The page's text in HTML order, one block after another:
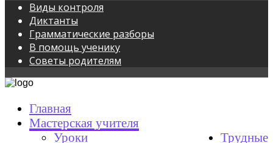
Виды контроля
Диктанты
Грамматические разборы
В помощь ученику
Советы родителям
Главная
Мастерская учителя
Уроки
Трудные